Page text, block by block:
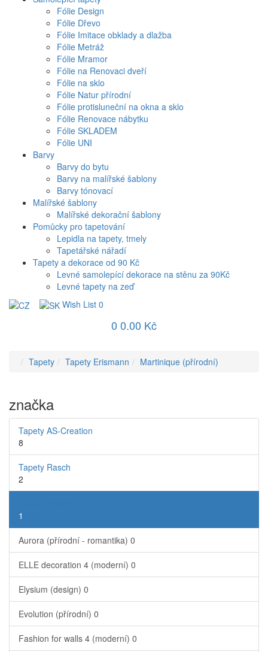
Fólie Design
Fólie Dřevo
Fólie Imitace obklady a dlažba
Fólie Metráž
Fólie Mramor
Fólie na Renovaci dveří
Fólie na sklo
Fólie Natur přírodní
Fólie protisluneční na okna a sklo
Fólie Renovace nábytku
Fólie SKLADEM
Fólie UNI
Barvy
Barvy do bytu
Barvy na malířské šablony
Barvy tónovací
Malířské šablony
Malířské dekorační šablony
Pomůcky pro tapetování
Lepidla na tapety, tmely
Tapetářské nářadí
Tapety a dekorace od 90 Kč
Levné samolepící dekorace na stěnu za 90Kč
Levné tapety na zeď
Wish List 0
0 0.00 Kč
Tapety Tapety Erismann Martinique (přírodní)
značka
Tapety AS-Creation
8
Tapety Rasch
2
1
Aurora (přírodní - romantika) 0
ELLE decoration 4 (moderní) 0
Elysium (design) 0
Evolution (přírodní) 0
Fashion for walls 4 (moderní) 0